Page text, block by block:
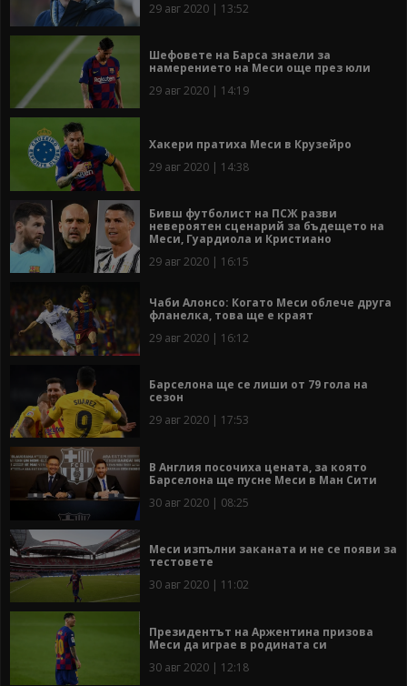
29 авг 2020 | 13:52
Шефовете на Барса знаели за
намерението на Меси още през юли
29 авг 2020 | 14:19
Хакери пратиха Меси в Крузейро
29 авг 2020 | 14:38
Бивш футболист на ПСЖ разви
невероятен сценарий за бъдещето на
Меси, Гуардиола и Кристиано
29 авг 2020 | 16:15
Чаби Алонсо: Когато Меси облече друга
фланелка, това ще е краят
29 авг 2020 | 16:12
Барселона ще се лиши от 79 гола на
сезон
29 авг 2020 | 17:53
В Англия посочиха цената, за която
Барселона ще пусне Меси в Ман Сити
30 авг 2020 | 08:25
Меси изпълни заканата и не се появи за
тестовете
30 авг 2020 | 11:02
Президентът на Аржентина призова
Меси да играе в родината си
30 авг 2020 | 12:18